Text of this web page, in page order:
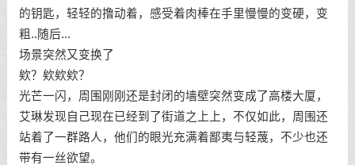
的钥匙，轻轻的撸动着，感受着肉棒在手里慢慢的变硬，变
粗..随后...
场景突然又变换了
欸？欸欸欸？
光芒一闪，周围刚刚还是封闭的墙壁突然变成了高楼大厦，
艾琳发现自己现在已经到了街道之上上，不仅如此，周围还
站着了一群路人，他们的眼光充满着鄙夷与轻蔑，不少也还
带有一丝欲望。